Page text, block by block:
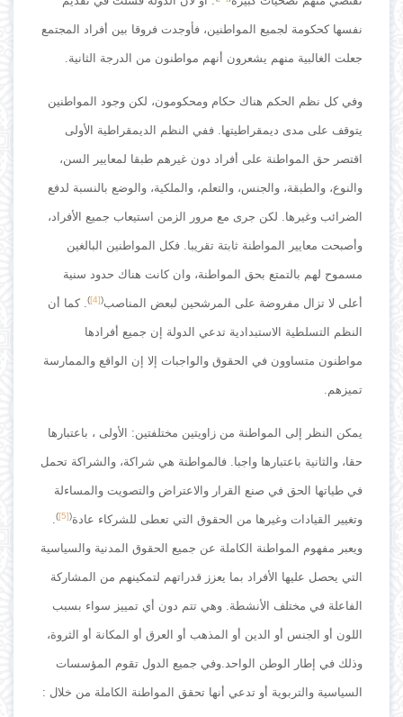
نفسها كحكومة لجميع المواطنين، فأوجدت فروقا بين أفراد المجتمع
جعلت الغالبية منهم يشعرون أنهم مواطنون من الدرجة الثانية.
وفي كل نظم الحكم هناك حكام ومحكومون، لكن وجود المواطنين
يتوقف على مدى ديمقراطيتها. ففي النظم الديمقراطية الأولى
اقتصر حق المواطنة على أفراد دون غيرهم طبقا لمعايير السن،
والنوع، والطبقة، والجنس، والتعلم، والملكية، والوضع بالنسبة لدفع
الضرائب وغيرها. لكن جرى مع مرور الزمن استيعاب جميع الأفراد،
وأصبحت معايير المواطنة ثابتة تقريبا. فكل المواطنين البالغين
مسموح لهم بالتمتع بحق المواطنة، وان كانت هناك حدود سنية
أعلى لا تزال مفروضة على المرشحين لبعض المناصب(
[4]
). كما أن
النظم التسلطية الاستبدادية تدعي الدولة إن جميع أفرادها
مواطنون متساوون في الحقوق والواجبات إلا إن الواقع والممارسة
تميزهم.
يمكن النظر إلى المواطنة من زاويتين مختلفتين: الأولى ، باعتبارها
حقا، والثانية باعتبارها واجبا. فالمواطنة هي شراكة، والشراكة تحمل
في طياتها الحق في صنع القرار والاعتراض والتصويت والمساءلة
وتغيير القيادات وغيرها من الحقوق التي تعطى للشركاء عادة(
[5]
)
.
ويعبر مفهوم المواطنة الكاملة عن جميع الحقوق المدنية والسياسية
التي يحصل عليها الأفراد بما يعزز قدراتهم لتمكينهم من المشاركة
الفاعلة في مختلف الأنشطة. وهي تتم دون أي تمييز سواء بسبب
اللون أو الجنس أو الدين أو المذهب أو العرق أو المكانة أو الثروة،
وذلك في إطار الوطن الواحد.وفي جميع الدول تقوم المؤسسات
السياسية والتربوية أو تدعي أنها تحقق المواطنة الكاملة من خلال :